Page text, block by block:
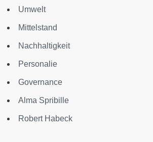
Umwelt
Mittelstand
Nachhaltigkeit
Personalie
Governance
Alma Spribille
Robert Habeck